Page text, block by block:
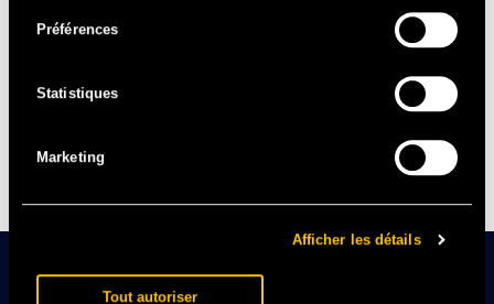
Préférences
Statistiques
Marketing
Afficher les détails
Tout autoriser